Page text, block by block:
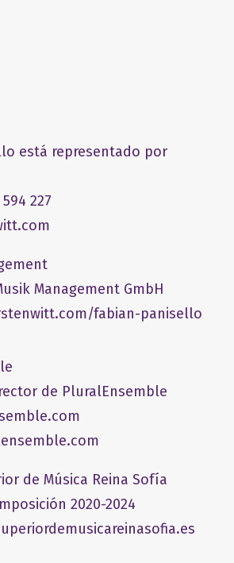
está representado por
227
Management GmbH​
fabian-panisello
de PluralEnsemble
de Música Reina Sofía
2020-2024